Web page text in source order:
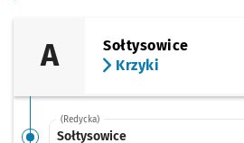
A
Sołtysowice
Krzyki
(Redycka)
Sołtysowice